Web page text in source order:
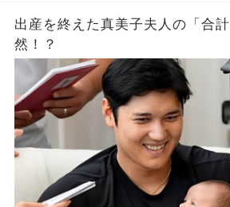
出産を終えた真美子夫人の「合
然！？